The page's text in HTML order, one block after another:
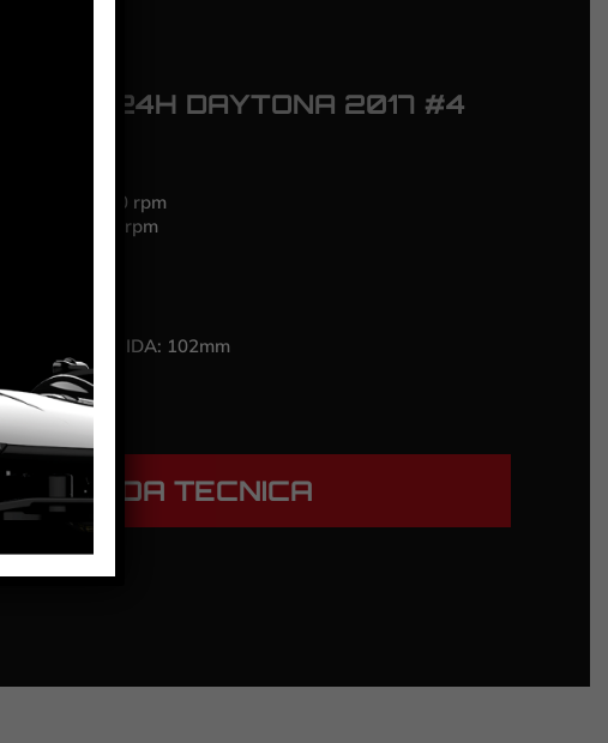
C7.R – 24H DAYTONA 2017 #4
21 Evo3 21.400 rpm
25K – 25.000 rpm
GUIDA: 102mm
SCHEDA TECNICA